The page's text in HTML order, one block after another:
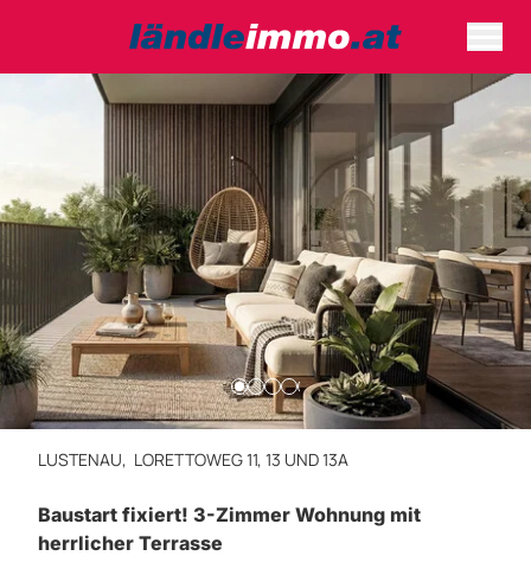
LUSTENAU, LORETTOWEG 11, 13 UND 13A
Baustart fixiert! 3-Zimmer Wohnung mit
herrlicher Terrasse